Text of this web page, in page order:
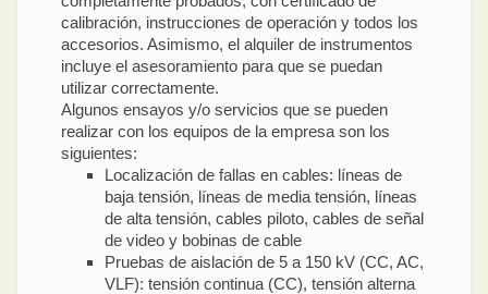
calibración, instrucciones de operación y todos los
accesorios. Asimismo, el alquiler de instrumentos
incluye el asesoramiento para que se puedan
utilizar correctamente.
Algunos ensayos y/o servicios que se pueden
realizar con los equipos de la empresa son los
siguientes:
Localización de fallas en cables: líneas de
baja tensión, líneas de media tensión, líneas
de alta tensión, cables piloto, cables de señal
de video y bobinas de cable
Pruebas de aislación de 5 a 150 kV (CC, AC,
VLF): tensión continua (CC), tensión alterna